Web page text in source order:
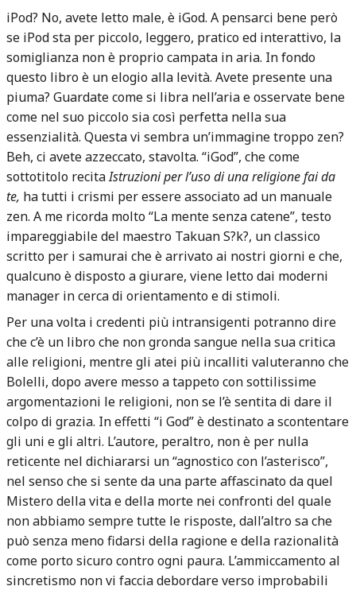
iPod? No, avete letto male, è iGod. A pensarci bene però
se iPod sta per piccolo, leggero, pratico ed interattivo, la
somiglianza non è proprio campata in aria. In fondo
questo libro è un elogio alla levità. Avete presente una
piuma? Guardate come si libra nell’aria e osservate bene
come nel suo piccolo sia così perfetta nella sua
essenzialità. Questa vi sembra un’immagine troppo zen?
Beh, ci avete azzeccato, stavolta. “iGod”, che come
sottotitolo recitaIstruzioni per l’uso di una religione fai da
te, ha tutti i crismi per essere associato ad un manuale
zen. A me ricorda molto “La mente senza catene”, testo
impareggiabile del maestro Takuan S?k?, un classico
scritto per i samurai che è arrivato ai nostri giorni e che,
qualcuno è disposto a giurare, viene letto dai moderni
manager in cerca di orientamento e di stimoli.
Per una volta i credenti più intransigenti potranno dire
che c’è un libro che non gronda sangue nella sua critica
alle religioni, mentre gli atei più incalliti valuteranno che
Bolelli, dopo avere messo a tappeto con sottilissime
argomentazioni le religioni, non se l’è sentita di dare il
colpo di grazia. In effetti “i God” è destinato a scontentare
gli uni e gli altri. L’autore, peraltro, non è per nulla
reticente nel dichiararsi un “agnostico con l’asterisco”,
nel senso che si sente da una parte affascinato da quel
Mistero della vita e della morte nei confronti del quale
non abbiamo sempre tutte le risposte, dall’altro sa che
può senza meno fidarsi della ragione e della razionalità
come porto sicuro contro ogni paura. L’ammiccamento al
sincretismo non vi faccia debordare verso improbabili